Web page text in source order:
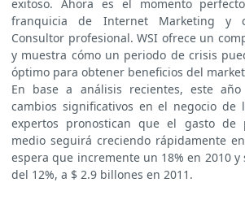
exitoso. Ahora es el momento
franquicia de Internet Marketing y
Consultor profesional. WSI ofrece un
y muestra cómo un periodo de crisis
óptimo para obtener beneficios del
En base a análisis recientes, este
cambios significativos en el negocio de
expertos pronostican que el gasto de
medio seguirá creciendo rápidamente
espera que incremente un 18% en 2010
del 12%, a $ 2.9 billones en 2011.